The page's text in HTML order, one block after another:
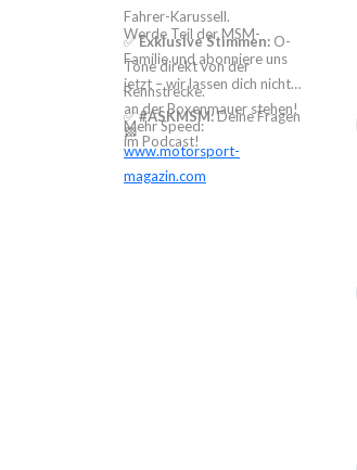
Fahrer-Karussell.
✅Exklusive Stimmen: O-
Töne direkt von der
Rennstrecke.
✅#ASKMSM:Deine Fragen
im Podcast!
Werde Teil der MSM-
Familie und abonniere uns
jetzt – wir lassen dich nicht
an der Boxenmauer stehen!
🏁
Mehr Speed:
www.motorsport-
magazin.com